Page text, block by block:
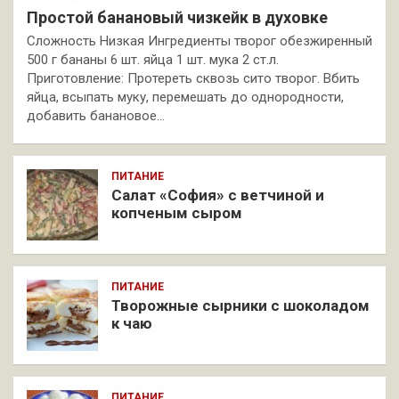
Простой банановый чизкейк в духовке
Сложность Низкая Ингредиенты творог обезжиренный
500 г бананы 6 шт. яйца 1 шт. мука 2 ст.л.
Приготовление: Протереть сквозь сито творог. Вбить
яйца, всыпать муку, перемешать до однородности,
добавить банановое…
ПИТАНИЕ
Салат «София» с ветчиной и
копченым сыром
ПИТАНИЕ
Творожные сырники с шоколадом
к чаю